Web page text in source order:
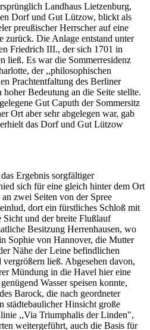
Landhaus Lietzenburg,
Dorf und Gut Lützow, blickt als
preußischer Herrscher auf eine
zurück. Die Anlage entstand unter
Friedrich III., der sich 1701 in
ließ. Es war die Sommerresidenz
der ,,philosophischen
Prachtentfaltung des Berliner
Bedeutung an die Seite stellte.
Gut Caputh der Sommersitz
Ort aber sehr abgelegen war, gab
das Dorf und Gut Lützow
Ergebnis sorgfältiger
sich für eine gleich hinter dem Ort
zwei Seiten von der Spree
dort ein fürstliches Schloß mit
und der breite Flußlauf
Besitzung Herrenhausen, wo
Sophie von Hannover, die Mutter
Nähe der Leine befindlichen
vergrößern ließ. Abgesehen davon,
Mündung in die Havel hier eine
Wasser speisen konnte,
Barock, die nach geordneter
städtebaulicher Hinsicht große
,,Via Triumphalis der Linden",
weitergeführt, auch die Basis für